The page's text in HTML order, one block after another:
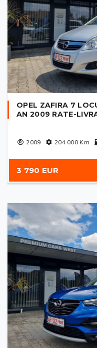
OPEL ZAFIRA 7
AN 2009 RATE-
2009 204 000Km
3 790 EUR